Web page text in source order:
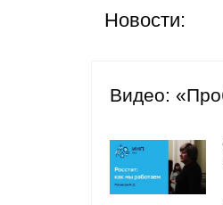
Новости:
Видео: